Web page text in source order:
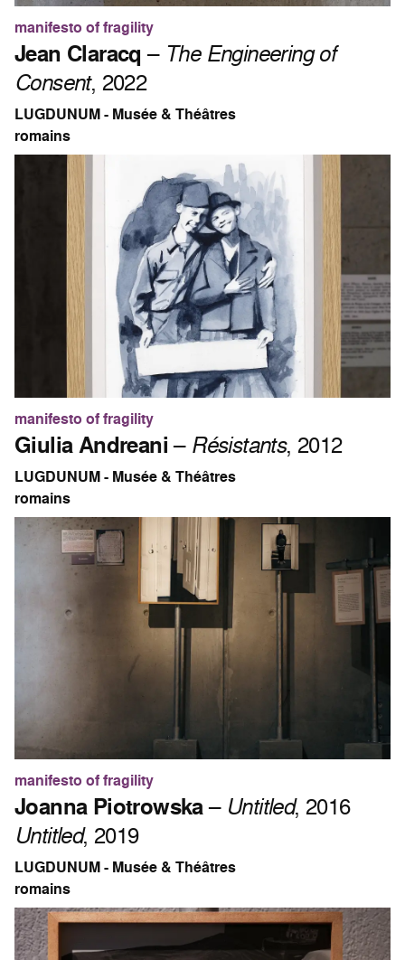
manifesto of fragility
Jean Claracq – The Engineering of
Consent, 2022
LUGDUNUM - Musée & Théâtres
romains
manifesto of fragility
Giulia Andreani– Résistants, 2012
LUGDUNUM - Musée & Théâtres
romains
manifesto of fragility
Joanna Piotrowska– Untitled, 2016
Untitled, 2019
LUGDUNUM - Musée & Théâtres
romains